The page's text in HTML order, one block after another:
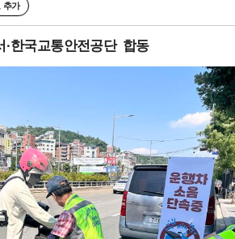
추가
·한국교통안전공단 합동